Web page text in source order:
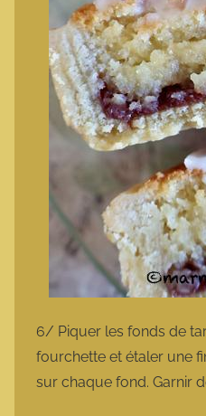
6/ Piquer les fonds de
fourchette et étaler une
sur chaque fond. Garnir